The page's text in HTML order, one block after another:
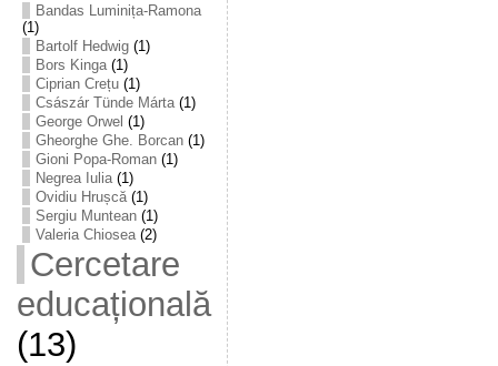
Bandas Luminița-Ramona
(1)
Bartolf Hedwig(1)
Bors Kinga(1)
Ciprian Crețu(1)
Császár Tünde Márta(1)
George Orwel (1)
Gheorghe Ghe. Borcan(1)
Gioni Popa-Roman(1)
Negrea Iulia(1)
Ovidiu Hrușcă(1)
Sergiu Muntean(1)
Valeria Chiosea(2)
Cercetare
educațională
(13)